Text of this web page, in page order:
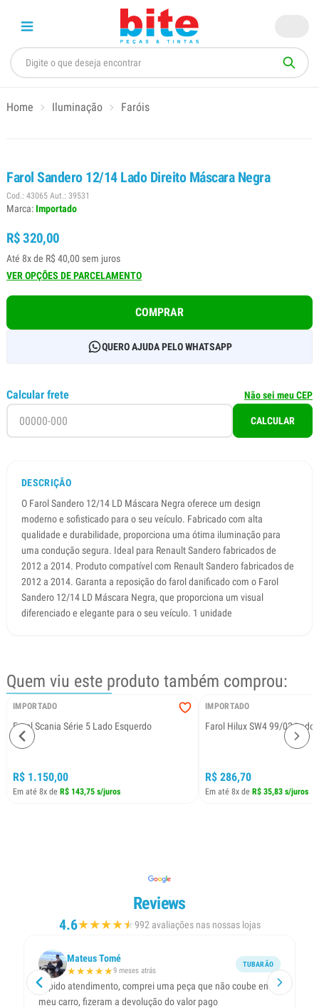
Home Iluminação Faróis
Farol Sandero 12/14 Lado Direito Máscara Negra
Cod.: 43065 Aut.: 39531
Marca:Importado
R$ 320,00
Até 8x de R$ 40,00 sem juros
VER OPÇÕES DE PARCELAMENTO
COMPRAR
QUERO AJUDA PELO WHATSAPP
Calcular frete Não sei meu CEP
CALCULAR
DESCRIÇÃO
O Farol Sandero 12/14 LD Máscara Negra oferece um design
moderno e sofisticado para o seu veículo. Fabricado com alta
qualidade e durabilidade, proporciona uma ótima iluminação para
uma condução segura. Ideal para Renault Sandero fabricados de
2012 a 2014. Produto compatível com Renault Sandero fabricados de
2012 a 2014. Garanta a reposição do farol danificado com o Farol
Sandero 12/14 LD Máscara Negra, que proporciona um visual
diferenciado e elegante para o seu veículo. 1 unidade
Quem viu este produto também comprou:
IMPORTADO
Farol Scania Série 5 Lado Esquerdo
R$ 1.150,00
Em até 8x de R$ 143,75 s/juros
IMPORTADO
Farol Hilux SW4 99/02 Lado
R$ 286,70
Em até 8x de R$ 35,83 s/juros
Reviews
4.6★★★★★
★992 avaliações nas nossas lojas
Mateus Tomé
★★★★★9 meses atrás
TUBARÃO
Rápido atendimento, comprei uma peça que não coube em
meu carro, fizeram a devolução do valor pago